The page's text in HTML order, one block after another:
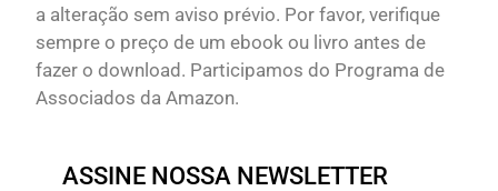
a alteração sem aviso prévio. Por favor, verifique
sempre o preço de um ebook ou livro antes de
fazer o download. Participamos do Programa de
Associados da Amazon.
ASSINE NOSSA NEWSLETTER